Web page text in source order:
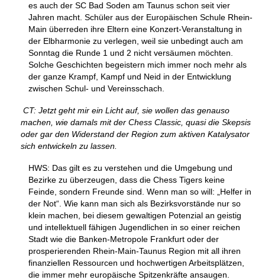
es auch der SC Bad Soden am Taunus schon seit vier
Jahren macht. Schüler aus der Europäischen Schule Rhein-
Main überreden ihre Eltern eine Konzert-Veranstaltung in
der Elbharmonie zu verlegen, weil sie unbedingt auch am
Sonntag die Runde 1 und 2 nicht versäumen möchten.
Solche Geschichten begeistern mich immer noch mehr als
der ganze Krampf, Kampf und Neid in der Entwicklung
zwischen Schul- und Vereinsschach.
CT: Jetzt geht mir ein Licht auf, sie wollen das genauso
machen, wie damals mit der Chess Classic, quasi die Skepsis
oder gar den Widerstand der Region zum aktiven Katalysator
sich entwickeln zu lassen.
HWS: Das gilt es zu verstehen und die Umgebung und
Bezirke zu überzeugen, dass die Chess Tigers keine
Feinde, sondern Freunde sind. Wenn man so will: „Helfer in
der Not“. Wie kann man sich als Bezirksvorstände nur so
klein machen, bei diesem gewaltigen Potenzial an geistig
und intellektuell fähigen Jugendlichen in so einer reichen
Stadt wie die Banken-Metropole Frankfurt oder der
prosperierenden Rhein-Main-Taunus Region mit all ihren
finanziellen Ressourcen und hochwertigen Arbeitsplätzen,
die immer mehr europäische Spitzenkräfte ansaugen.